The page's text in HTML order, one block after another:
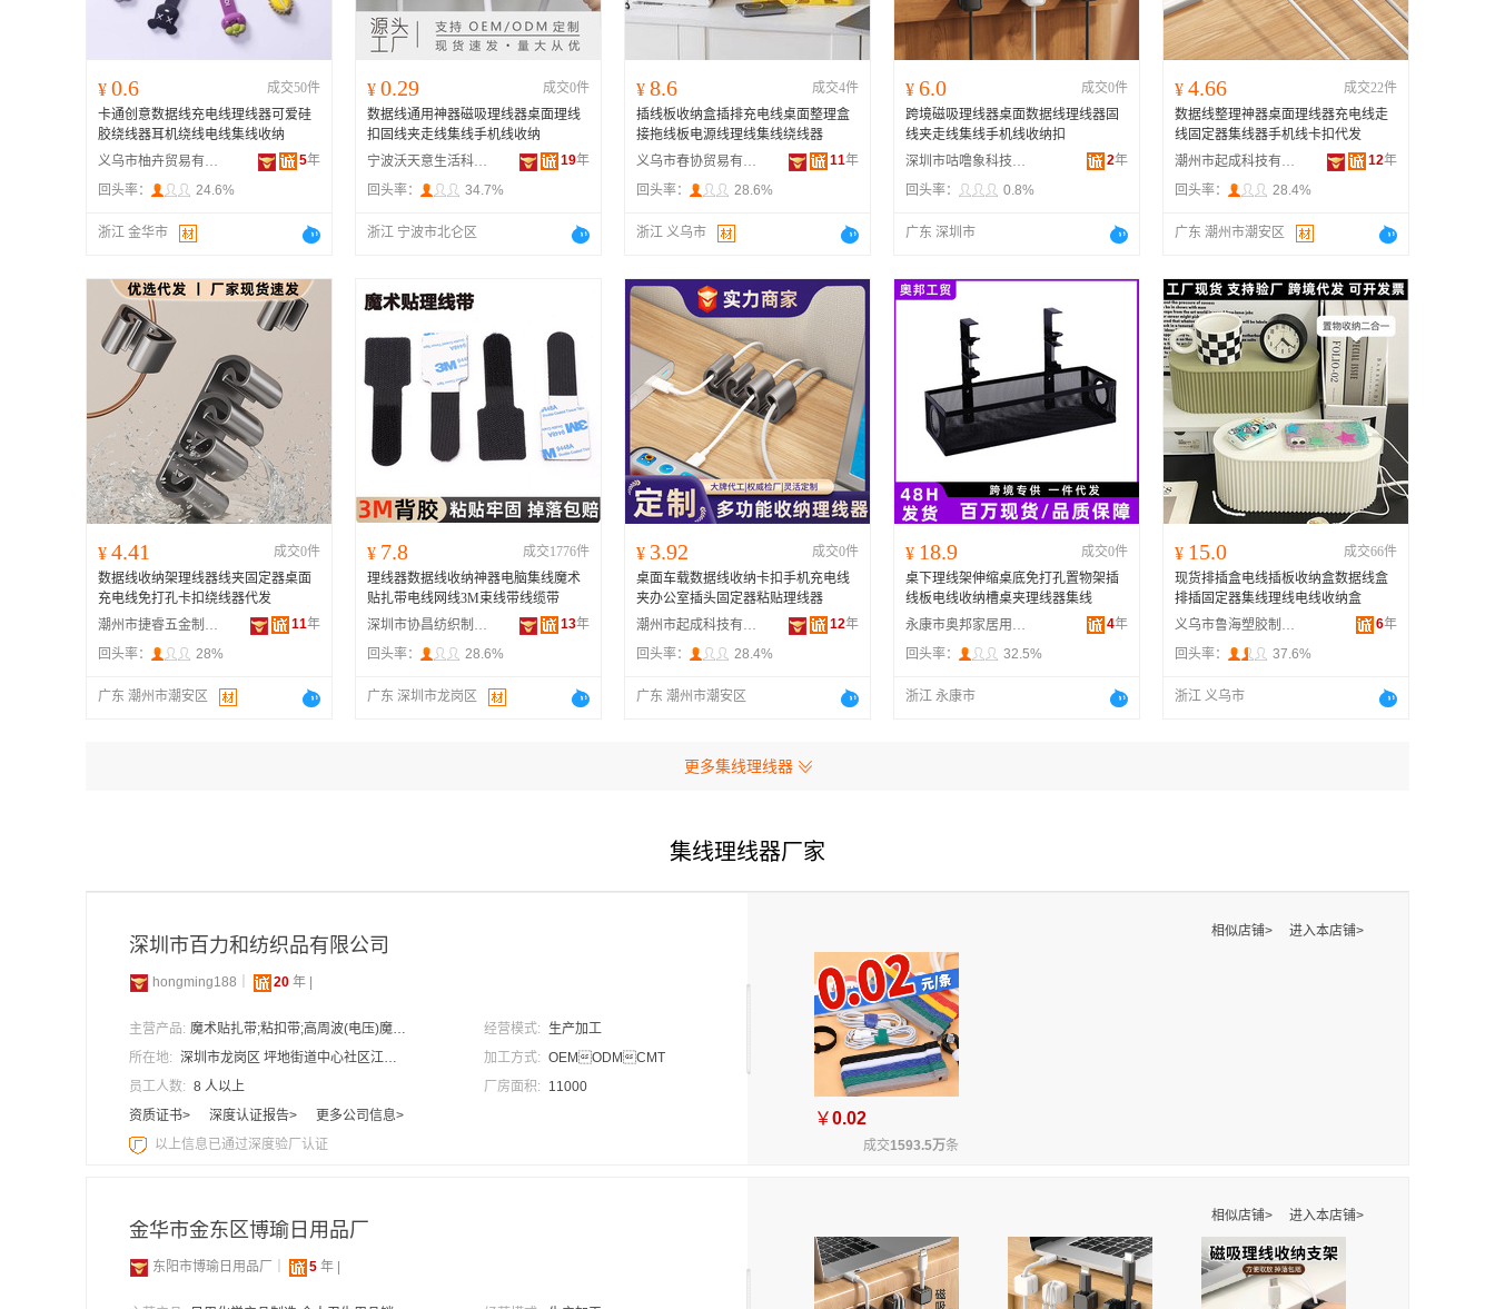
¥ 0.6
成交50件
卡通创意数据线充电线理线器可爱硅
胶绕线器耳机绕线电线集线收纳
义乌市柚卉贸易有限公司
5年
回头率：
24.6%
浙江 金华市
¥ 0.29
成交0件
数据线通用神器磁吸理线器桌面理线
扣固线夹走线集线手机线收纳
宁波沃天意生活科技有限公司
19年
回头率：
34.7%
浙江 宁波市北仑区
¥ 8.6
成交4件
插线板收纳盒插排充电线桌面整理盒
接拖线板电源线理线集线绕线器
义乌市春协贸易有限公司
11年
回头率：
28.6%
浙江 义乌市
¥ 6.0
成交0件
跨境磁吸理线器桌面数据线理线器固
线夹走线集线手机线收纳扣
深圳市咕噜象科技有限公司
2年
回头率：
0.8%
广东 深圳市
¥ 4.66
成交22件
数据线整理神器桌面理线器充电线走
线固定器集线器手机线卡扣代发
潮州市起成科技有限公司
12年
回头率：
28.4%
广东 潮州市潮安区
¥ 4.41
成交0件
数据线收纳架理线器线夹固定器桌面
充电线免打孔卡扣绕线器代发
潮州市捷睿五金制品有限公司
11年
回头率：
28%
广东 潮州市潮安区
¥ 7.8
成交1776件
理线器数据线收纳神器电脑集线魔术
贴扎带电线网线3M束线带线缆带
深圳市协昌纺织制品有限公司
13年
回头率：
28.6%
广东 深圳市龙岗区
¥ 3.92
成交0件
桌面车载数据线收纳卡扣手机充电线
夹办公室插头固定器粘贴理线器
潮州市起成科技有限公司
12年
回头率：
28.4%
广东 潮州市潮安区
¥ 18.9
成交0件
桌下理线架伸缩桌底免打孔置物架插
线板电线收纳槽桌夹理线器集线
永康市奥邦家居用品厂
4年
回头率：
32.5%
浙江 永康市
¥ 15.0
成交66件
现货排插盒电线插板收纳盒数据线盒
排插固定器集线理线电线收纳盒
义乌市鲁海塑胶制品厂
6年
回头率：
37.6%
浙江 义乌市
更多集线理线器
集线理线器厂家
深圳市百力和纺织品有限公司
hongming188｜ 20 年 |
主营产品:
魔术贴扎带;粘扣带;高周波(电压)魔术贴;塑料(透明)射出勾;松紧魔术贴;起毛布;发卷带;背胶魔术贴;勾毛同体;蘑菇头;电脑周边扎带;软勾魔术贴;数据线扎带;冲型魔术贴;不抓毛魔术贴;防火魔术贴扎带;背靠背魔术贴;圆形背胶魔术贴;各种PP织带;织带等...
所在地:
深圳市龙岗区 坪地街道中心社区江子背寿利路7号
员工人数: 8 人以上
资质证书>
深度认证报告> 更多公司信息>
经营模式:
生产加工
加工方式: OEMODMCMT
厂房面积:
11000
以上信息已通过深度验厂认证
相似店铺> 进入本店铺>
￥0.02
成交1593.5万条
金华市金东区博瑜日用品厂
东阳市博瑜日用品厂｜ 5 年 |
相似店铺> 进入本店铺>